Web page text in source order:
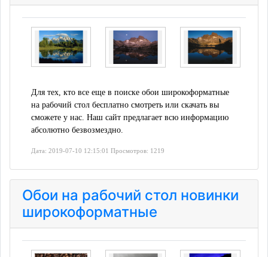
Для тех, кто все еще в поиске обои широкоформатные
на рабочий стол бесплатно смотреть или скачать вы
сможете у нас. Наш сайт предлагает всю информацию
абсолютно безвозмездно.
Дата: 2019-07-10 12:15:01 Просмотров: 1219
Обои на рабочий стол новинки
широкоформатные